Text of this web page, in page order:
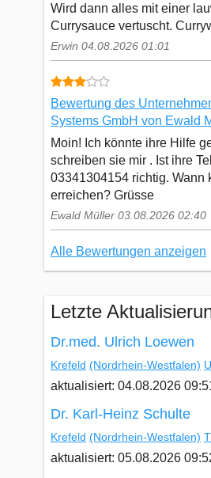
Wird dann alles mit einer
Currysauce vertuscht.
Erwin 04.08.2026 01:01
Bewertung des
Systems GmbH von Ewald
Moin! Ich könnte ihre Hilfe
schreiben sie mir . Ist ihre
03341304154 richtig. Wann
erreichen? Grüsse
Ewald Müller 03.08.2026 02:40
Alle Bewertungen anzeigen
Letzte
Dr.med. Ulrich Loewen
Krefeld (Nordrhein-Westfalen)
aktualisiert: 04.08.2026
Dr. Karl-Heinz Schulte
Krefeld (Nordrhein-Westfalen)
aktualisiert: 05.08.2026